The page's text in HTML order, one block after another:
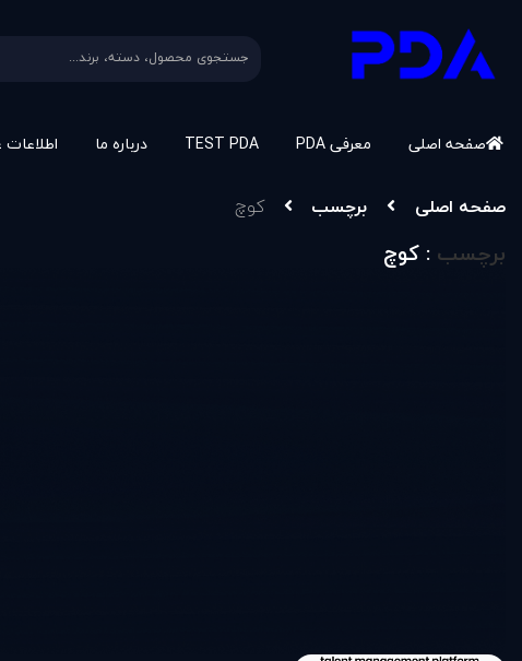
صفحه اصلی معرفی PDA TEST PDA درباره ما
صفحه اصلی برچسب کوچ
برچسب : کوچ